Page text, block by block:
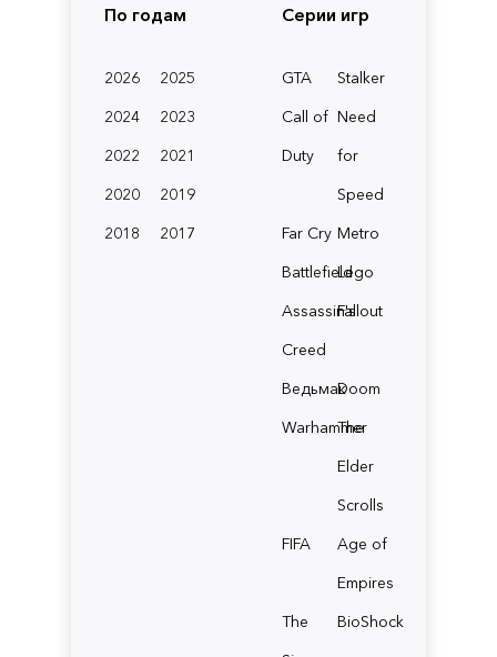
По годам
2026
2025
2024
2023
2022
2021
2020
2019
2018
2017
Серии игр
GTA
Stalker
Call of
Duty
Need
for
Speed
Far Cry Metro
BattlefieldLego
Assassin's
Creed
Fallout
ВедьмакDoom
Warhammer
The
Elder
Scrolls
FIFA
Age of
Empires
The
BioShock